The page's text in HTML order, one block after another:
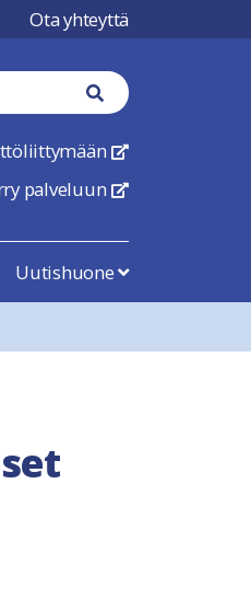
Ota yhteyttä
Haku nappi
linkki avautuu
palveluun linkki avautuu
Uutishuone